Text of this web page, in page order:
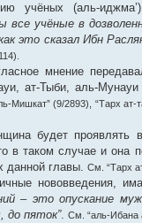
учёных (аль-
все учёные в
это сказал Ибн
мнение
ат-Тыби, аль-
Мишкат” (9/2893), “Тарх ат-
будет проявлять
в таком случае и она
данной главы. См. “Тарх
нововведения,
– это опускание
до пяток”. См. “аль-Ибана